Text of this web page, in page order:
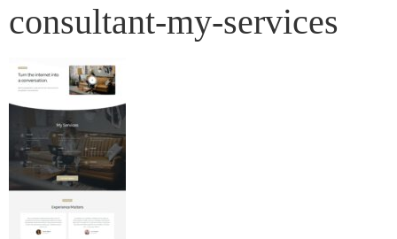
consultant-my-services